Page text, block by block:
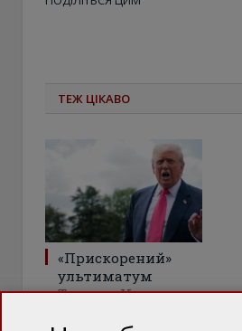
ТЕЖ ЦІКАВО
«Прискорений»
ультиматум
Трампа: Чого тепер